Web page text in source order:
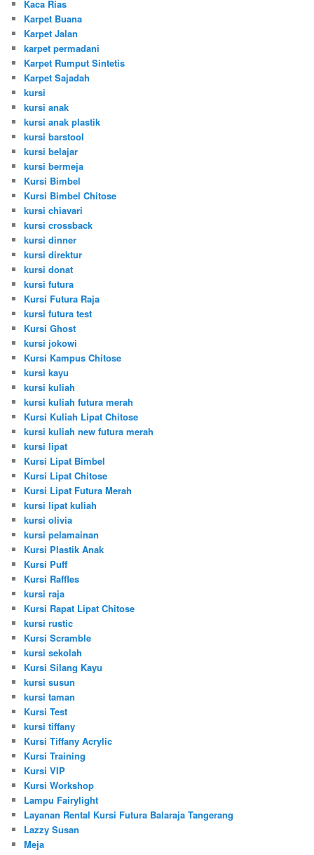
Kaca Rias
Karpet Buana
Karpet Jalan
karpet permadani
Karpet Rumput Sintetis
Karpet Sajadah
kursi
kursi anak
kursi anak plastik
kursi barstool
kursi belajar
kursi bermeja
Kursi Bimbel
Kursi Bimbel Chitose
kursi chiavari
kursi crossback
kursi dinner
kursi direktur
kursi donat
kursi futura
Kursi Futura Raja
kursi futura test
Kursi Ghost
kursi jokowi
Kursi Kampus Chitose
kursi kayu
kursi kuliah
kursi kuliah futura merah
Kursi Kuliah Lipat Chitose
kursi kuliah new futura merah
kursi lipat
Kursi Lipat Bimbel
Kursi Lipat Chitose
Kursi Lipat Futura Merah
kursi lipat kuliah
kursi olivia
kursi pelamainan
Kursi Plastik Anak
Kursi Puff
Kursi Raffles
kursi raja
Kursi Rapat Lipat Chitose
kursi rustic
Kursi Scramble
kursi sekolah
Kursi Silang Kayu
kursi susun
kursi taman
Kursi Test
kursi tiffany
Kursi Tiffany Acrylic
Kursi Training
Kursi VIP
Kursi Workshop
Lampu Fairylight
Layanan Rental Kursi Futura Balaraja Tangerang
Lazzy Susan
Meja